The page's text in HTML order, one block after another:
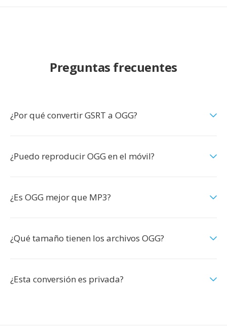
Preguntas frecuentes
¿Por qué convertir GSRT a OGG?
¿Puedo reproducir OGG en el móvil?
¿Es OGG mejor que MP3?
¿Qué tamaño tienen los archivos OGG?
¿Esta conversión es privada?